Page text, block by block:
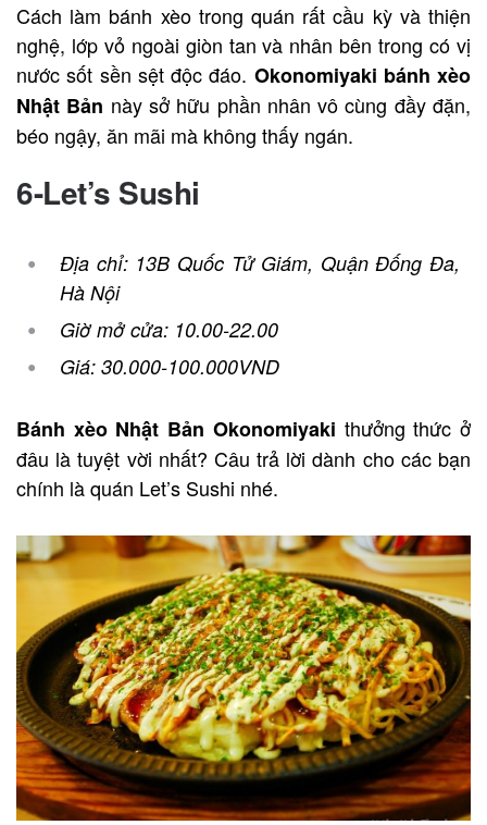
Cách làm bánh xèo trong quán rất cầu kỳ và thiện
nghệ, lớp vỏ ngoài giòn tan và nhân bên trong có vị
nước sốt sền sệt độc đáo. Okonomiyaki bánh xèo
Nhật Bản này sở hữu phần nhân vô cùng đầy đặn,
béo ngậy, ăn mãi mà không thấy ngán.
6-Let’s Sushi
Địa chỉ: 13B Quốc Tử Giám, Quận Đống Đa,
Hà Nội
Giờ mở cửa: 10.00-22.00
Giá: 30.000-100.000VND
Bánh xèo Nhật Bản Okonomiyaki thưởng thức ở
đâu là tuyệt vời nhất? Câu trả lời dành cho các bạn
chính là quán Let’s Sushi nhé.